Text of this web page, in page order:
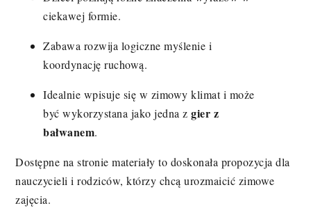
ciekawej formie.
Zabawa rozwija logiczne myślenie i
koordynację ruchową.
Idealnie wpisuje się w zimowy klimat i może
być wykorzystana jako jedna zgier z
bałwanem.
Dostępne na stronie materiały to doskonała propozycja dla
nauczycieli i rodziców, którzy chcą urozmaicić zimowe
zajęcia.